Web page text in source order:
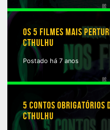
OS 5 FILMES MAIS
CTHULHU
Postado há 7 anos
5 CONTOS
CTHULHU